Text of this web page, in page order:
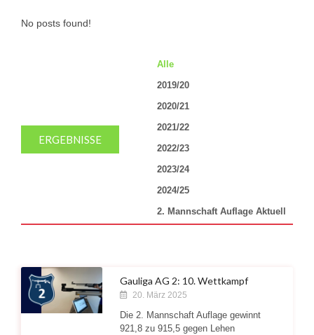
No posts found!
ERGEBNISSE
Alle
2019/20
2020/21
2021/22
2022/23
2023/24
2024/25
2. Mannschaft Auflage Aktuell
Gauliga AG 2: 10. Wettkampf
20. März 2025
Die 2. Mannschaft Auflage gewinnt
921,8 zu 915,5 gegen Lehen